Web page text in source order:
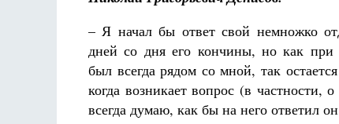
– Я начал бы ответ свой немножко
дней со дня его кончины, но как
был всегда рядом со мной, так
когда возникает вопрос (в частности,
всегда думаю, как бы на него ответил